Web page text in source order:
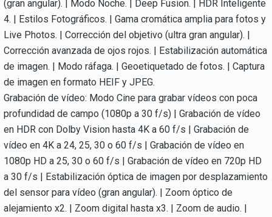
(gran angular). | Modo Noche. | Deep Fusion. | HDR Inteligente
4. | Estilos Fotográficos. | Gama cromática amplia para fotos y
Live Photos. | Corrección del objetivo (ultra gran angular). |
Corrección avanzada de ojos rojos. | Estabilización automática
de imagen. | Modo ráfaga. | Geoetiquetado de fotos. | Captura
de imagen en formato HEIF y JPEG.
Grabación de vídeo: Modo Cine para grabar vídeos con poca
profundidad de campo (1080p a 30 f/s) | Grabación de vídeo
en HDR con Dolby Vision hasta 4K a 60 f/s | Grabación de
vídeo en 4K a 24, 25, 30 o 60 f/s | Grabación de vídeo en
1080p HD a 25, 30 o 60 f/s | Grabación de vídeo en 720p HD
a 30 f/s | Estabilización óptica de imagen por desplazamiento
del sensor para vídeo (gran angular). | Zoom óptico de
alejamiento x2. | Zoom digital hasta x3. | Zoom de audio. |